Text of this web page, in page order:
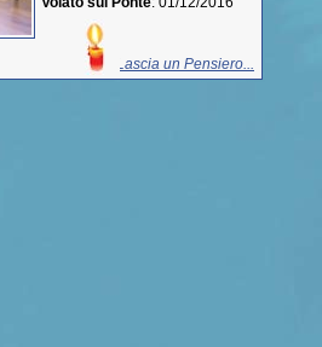
Lascia un Pensiero...